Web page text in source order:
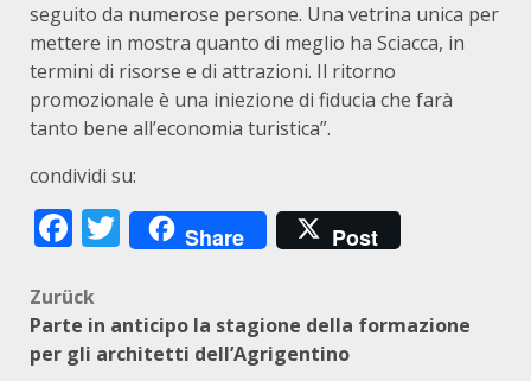
seguito da numerose persone. Una vetrina unica per
mettere in mostra quanto di meglio ha Sciacca, in
termini di risorse e di attrazioni. Il ritorno
promozionale è una iniezione di fiducia che farà
tanto bene all’economia turistica”.
condividi su:
Facebook
Twitter
Share Post
Beitragsnavigation
Zurück
Parte in anticipo la stagione della formazione
per gli architetti dell’Agrigentino